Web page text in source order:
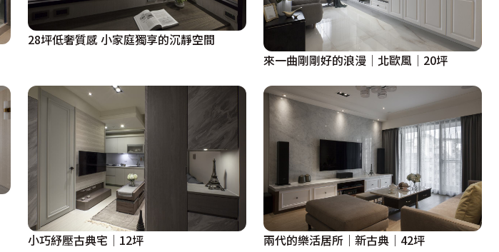
28坪低奢質感 小家庭獨享的沉靜空間
來一曲剛剛好的浪漫│北歐風│20坪
小巧紓壓古典宅│12坪 兩代的樂活居所｜新古典｜42坪